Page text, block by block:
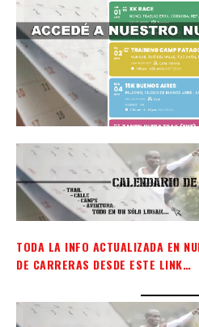
TODA LA INFO ACTUALIZADA EN
DE CARRERAS DESDE ESTE LINK…